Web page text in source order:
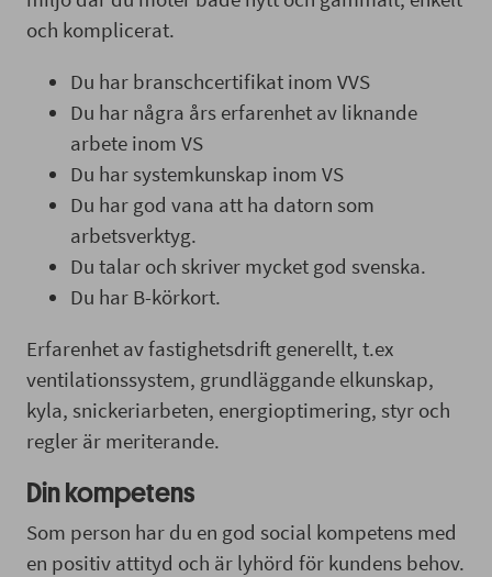
och komplicerat.
Du har branschcertifikat inom VVS
Du har några års erfarenhet av liknande
arbete inom VS
Du har systemkunskap inom VS
Du har god vana att ha datorn som
arbetsverktyg.
Du talar och skriver mycket god svenska.
Du har B-körkort.
Erfarenhet av fastighetsdrift generellt, t.ex
ventilationssystem, grundläggande elkunskap,
kyla, snickeriarbeten, energioptimering, styr och
regler är meriterande.
Din kompetens
Som person har du en god social kompetens med
en positiv attityd och är lyhörd för kundens behov.